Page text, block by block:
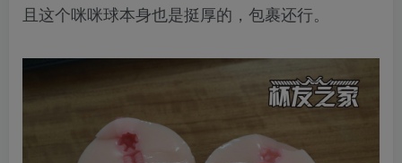
且这个咪咪球本身也是挺厚的，包裹还行。